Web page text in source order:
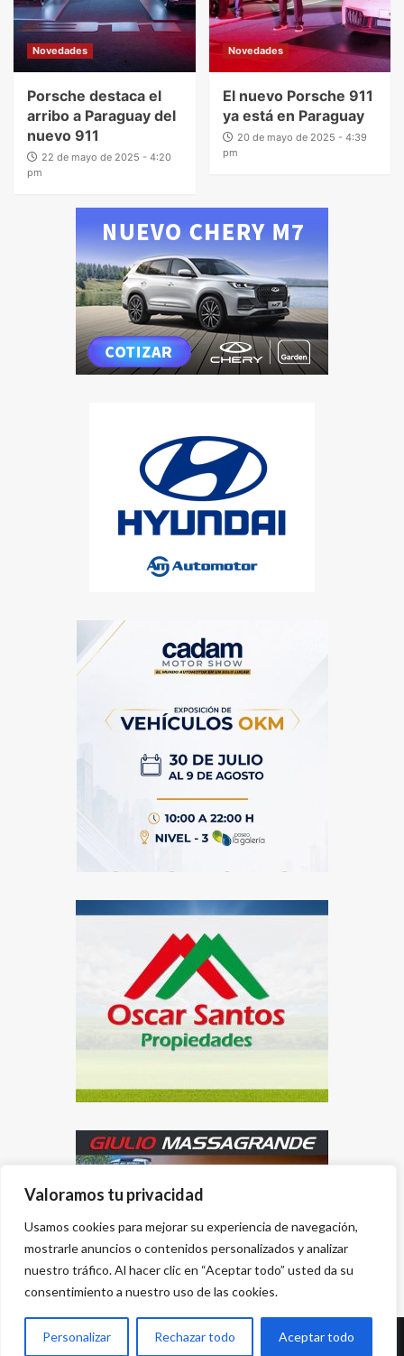
Valoramos tu privacidad
Usamos cookies para mejorar su experiencia de navegación,
mostrarle anuncios o contenidos personalizados y analizar
nuestro tráfico. Al hacer clic en “Aceptar todo” usted da su
consentimiento a nuestro uso de las cookies.
Personalizar Rechazar todo Aceptar todo
Novedades
Porsche destaca el
arribo a Paraguay del
nuevo 911
22 de mayo de 2025 - 4:20
pm
Novedades
El nuevo Porsche 911
ya está en Paraguay
20 de mayo de 2025 - 4:39
pm
Desarrollado por